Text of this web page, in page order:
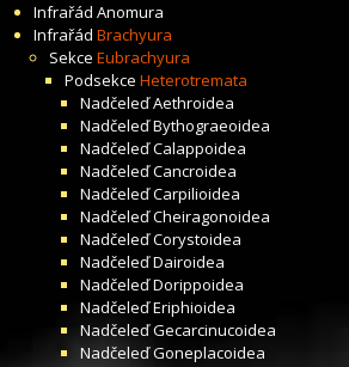
Infrařád Anomura
Infrařád Brachyura
Sekce Eubrachyura
Podsekce Heterotremata
NadčeleďAethroidea
NadčeleďBythograeoidea
NadčeleďCalappoidea
NadčeleďCancroidea
NadčeleďCarpilioidea
NadčeleďCheiragonoidea
NadčeleďCorystoidea
NadčeleďDairoidea
NadčeleďDorippoidea
NadčeleďEriphioidea
NadčeleďGecarcinucoidea
NadčeleďGoneplacoidea